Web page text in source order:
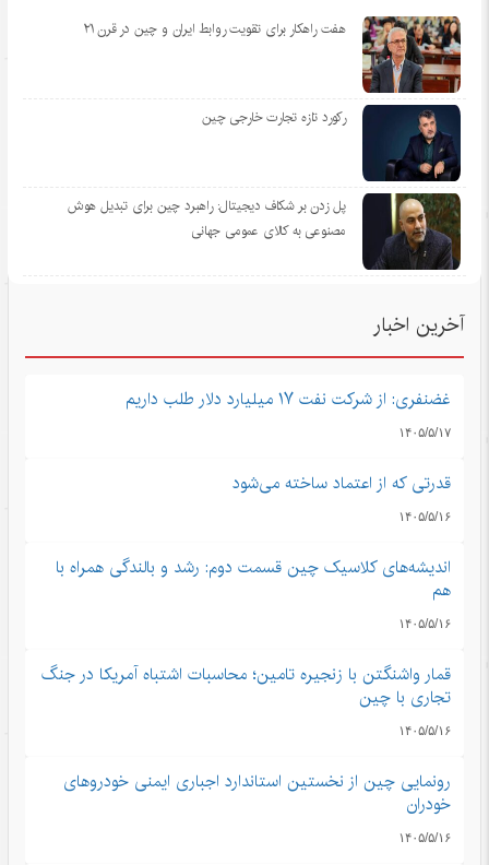
هفت راهکار برای تقویت روابط ایران و چین در قرن ۲۱
رکورد تازه تجارت خارجی چین
پل زدن بر شکاف دیجیتال: راهبرد چین برای تبدیل هوش
مصنوعی به کالای عمومی جهانی
آخرین اخبار
غضنفری: از شرکت نفت ۱۷ میلیارد دلار طلب داریم
۱۴۰۵/۵/۱۷
قدرتی که از اعتماد ساخته می‌شود
۱۴۰۵/۵/۱۶
اندیشه‌های کلاسیک چین قسمت دوم: رشد و بالندگی همراه با
هم
۱۴۰۵/۵/۱۶
قمار واشنگتن با زنجیره تامین؛ محاسبات اشتباه آمریکا در جنگ
تجاری با چین
۱۴۰۵/۵/۱۶
رونمایی چین از نخستین استاندارد اجباری ایمنی خودروهای
خودران
۱۴۰۵/۵/۱۶